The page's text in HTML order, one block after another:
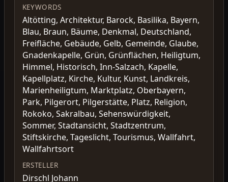
KEYWORDS
Altötting, Architektur, Barock, Basilika, Bayern,
Blau, Braun, Bäume, Denkmal, Deutschland,
Freifläche, Gebäude, Gelb, Gemeinde, Glaube,
Gnadenkapelle, Grün, Grünflächen, Heiligtum,
Himmel, Historisch, Inn-Salzach, Kapelle,
Kapellplatz, Kirche, Kultur, Kunst, Landkreis,
Marienheiligtum, Marktplatz, Oberbayern,
Park, Pilgerort, Pilgerstätte, Platz, Religion,
Rokoko, Sakralbau, Sehenswürdigkeit,
Sommer, Stadtansicht, Stadtzentrum,
Stiftskirche, Tageslicht, Tourismus, Wallfahrt,
Wallfahrtsort
ERSTELLER
Dirschl Johann